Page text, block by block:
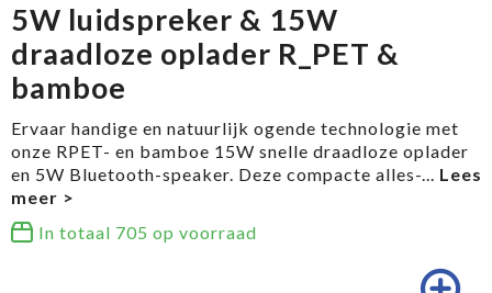
Tassen
Sport
Werkkleding
5W luidspreker & 15W
draadloze oplader R_PET &
bamboe
Ervaar handige en natuurlijk ogende technologie met
onze RPET- en bamboe 15W snelle draadloze oplader
en 5W Bluetooth-speaker. Deze compacte alles-...
In totaal 705 op voorraad